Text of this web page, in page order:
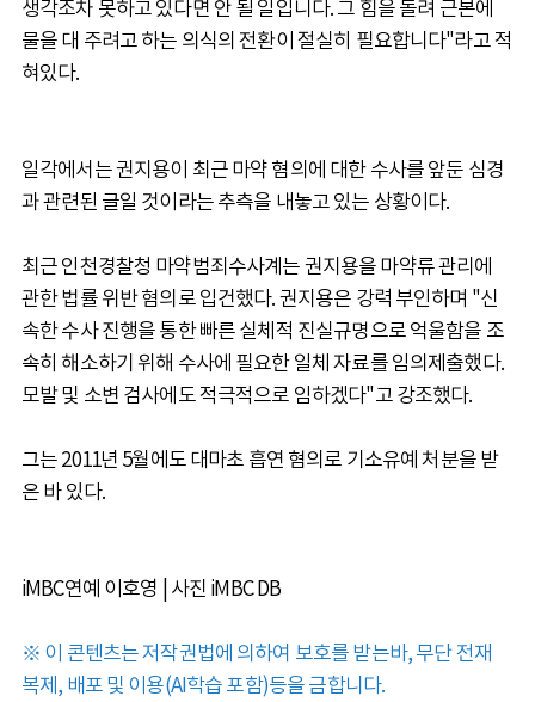
생각조차 못하고 있다면 안 될 일입니다. 그 힘을 돌려 근본에
물을 대 주려고 하는 의식의 전환이 절실히 필요합니다"라고 적
혀있다.
일각에서는 권지용이 최근 마약 혐의에 대한 수사를 앞둔 심경
과 관련된 글일 것이라는 추측을 내놓고 있는 상황이다.
최근 인천경찰청 마약범죄수사계는 권지용을 마약류 관리에
관한 법률 위반 혐의로 입건했다. 권지용은 강력 부인하며 "신
속한 수사 진행을 통한 빠른 실체적 진실규명으로 억울함을 조
속히 해소하기 위해 수사에 필요한 일체 자료를 임의제출했다.
모발 및 소변 검사에도 적극적으로 임하겠다"고 강조했다.
그는 2011년 5월에도 대마초 흡연 혐의로 기소유예 처분을 받
은 바 있다.
iMBC연예 이호영 | 사진 iMBC DB
※ 이 콘텐츠는 저작권법에 의하여 보호를 받는바, 무단 전재
복제, 배포 및 이용(AI학습 포함)등을 금합니다.